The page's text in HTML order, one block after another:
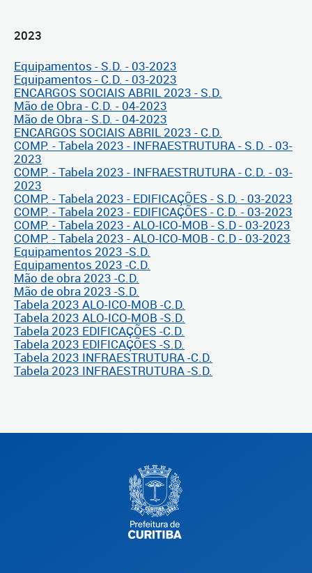
2023
Equipamentos - S.D. - 03-2023
Equipamentos - C.D. - 03-2023
ENCARGOS SOCIAIS ABRIL 2023 - S.D.
Mão de Obra - C.D. - 04-2023
Mão de Obra - S.D. - 04-2023
ENCARGOS SOCIAIS ABRIL 2023 - C.D.
COMP. - Tabela 2023 - INFRAESTRUTURA - S.D. - 03-
2023
COMP. - Tabela 2023 - INFRAESTRUTURA - C.D. - 03-
2023
COMP. - Tabela 2023 - EDIFICAÇÕES - S.D. - 03-2023
COMP. - Tabela 2023 - EDIFICAÇÕES - C.D. - 03-2023
COMP. - Tabela 2023 - ALO-ICO-MOB - S.D - 03-2023
COMP. - Tabela 2023 - ALO-ICO-MOB - C.D - 03-2023
Equipamentos 2023 -S.D.
Equipamentos 2023 -C.D.
Mão de obra 2023 -C.D.
Mão de obra 2023 -S.D.
Tabela 2023 ALO-ICO-MOB -C.D.
Tabela 2023 ALO-ICO-MOB -S.D.
Tabela 2023 EDIFICAÇÕES -C.D.
Tabela 2023 EDIFICAÇÕES -S.D.
Tabela 2023 INFRAESTRUTURA -C.D.
Tabela 2023 INFRAESTRUTURA -S.D.